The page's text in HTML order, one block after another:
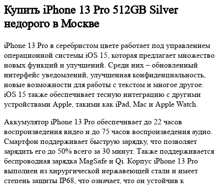
Купить iPhone 13 Pro 512GB Silver
недорого в Москве
iPhone 13 Pro в серебристом цвете работает под управлением
операционной системы iOS 15, которая предлагает множество
новых функций и улучшений. Среди них – обновленный
интерфейс уведомлений, улучшенная конфиденциальность,
новые возможности для работы с текстом и многое другое.
iOS 15 также обеспечивает тесную интеграцию с другими
устройствами Apple, такими как iPad, Mac и Apple Watch.
Аккумулятор iPhone 13 Pro обеспечивает до 22 часов
воспроизведения видео и до 75 часов воспроизведения аудио.
Смартфон поддерживает быструю зарядку, что позволяет
зарядить его до 50% всего за 30 минут. Также поддерживается
беспроводная зарядка MagSafe и Qi. Корпус iPhone 13 Pro
выполнен из хирургической нержавеющей стали и имеет
степень защиты IP68, что означает, что он устойчив к